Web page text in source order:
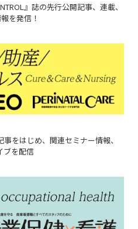
』誌の先行公開記事、連載、
を発信！
をはじめ、関連セミナー情報、
ブを配信